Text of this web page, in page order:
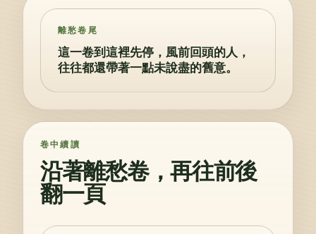
離愁卷尾
這一卷到這裡先停，風前回頭的人，
往往都還帶著一點未說盡的舊意。
卷中續讀
沿著離愁卷，再往前後
翻一頁